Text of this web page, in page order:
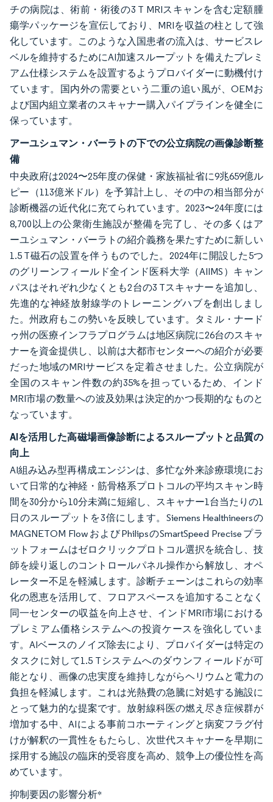
チの病院は、術前・術後の3 T MRIスキャンを含む定額腫
瘍学パッケージを宣伝しており、MRIを収益の柱として強
化しています。このような入国患者の流入は、サービスレ
ベルを維持するためにAI加速スループットを備えたプレミ
アム仕様システムを設置するようプロバイダーに動機付け
ています。国内外の需要という二重の追い風が、OEMお
よび国内組立業者のスキャナー購入パイプラインを健全に
保っています。
アーユシュマン・バーラトの下での公立病院の画像診断整
備
中央政府は2024〜25年度の保健・家族福祉省に9兆659億ル
ピー（113億米ドル）を予算計上し、その中の相当部分が
診断機器の近代化に充てられています。2023〜24年度には
8,700以上の公衆衛生施設が整備を完了し、その多くはア
ーユシュマン・バーラトの紹介義務を果たすために新しい
1.5 T磁石の設置を伴うものでした。2024年に開設した5つ
のグリーンフィールド全インド医科大学（AIIMS）キャン
パスはそれぞれ少なくとも2台の3 Tスキャナーを追加し、
先進的な神経放射線学のトレーニングハブを創出しまし
た。州政府もこの勢いを反映しています。タミル・ナード
ゥ州の医療インフラプログラムは地区病院に26台のスキャ
ナーを資金提供し、以前は大都市センターへの紹介が必要
だった地域のMRIサービスを定着させました。公立病院が
全国のスキャン件数の約35%を担っているため、インド
MRI市場の数量への波及効果は決定的かつ長期的なものと
なっています。
AIを活用した高磁場画像診断によるスループットと品質の
向上
AI組み込み型再構成エンジンは、多忙な外来診療環境にお
いて日常的な神経・筋骨格系プロトコルの平均スキャン時
間を30分から10分未満に短縮し、スキャナー1台当たりの1
日のスループットを3倍にします。Siemens Healthineersの
MAGNETOM FlowおよびPhilipsのSmartSpeed Preciseプラ
ットフォームはゼロクリックプロトコル選択を統合し、技
師を繰り返しのコントロールパネル操作から解放し、オペ
レーター不足を軽減します。診断チェーンはこれらの効率
化の恩恵を活用して、フロアスペースを追加することなく
同一センターの収益を向上させ、インドMRI市場における
プレミアム価格システムへの投資ケースを強化していま
す。AIベースのノイズ除去により、プロバイダーは特定の
タスクに対して1.5 Tシステムへのダウンフィールドが可
能となり、画像の忠実度を維持しながらヘリウムと電力の
負担を軽減します。これは光熱費の急騰に対処する施設に
とって魅力的な提案です。放射線科医の燃え尽き症候群が
増加する中、AIによる事前コホーティングと病変フラグ付
けが解釈の一貫性をもたらし、次世代スキャナーを早期に
採用する施設の臨床的受容度を高め、競争上の優位性を高
めています。
抑制要因の影響分析*